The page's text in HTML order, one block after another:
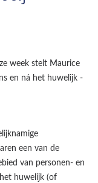
week stelt Maurice
en ná het huwelijk -
een van de
van personen- en
huwelijk (of